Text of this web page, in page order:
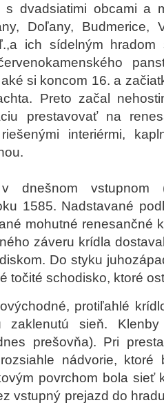
s dvadsiatimi obcami a
Doľany, Budmerice,
ich sídelným
si koncom 16. a
Preto začal
prestavovať na
interiérmi,
dnešnom vstupnom
1585. Nadstavané
mohutné renesančné
záveru krídla
Do styku
točité schodisko, ktoré
protiľahlé
zaklenutú sieň.
prešovňa). Pri
nádvorie, ktoré
povrchom bola sieť
vstupný prejazd do